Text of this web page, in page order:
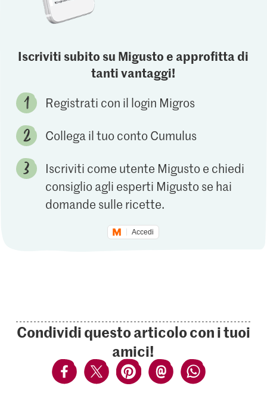
Iscriviti subito su Migusto e approfitta di
tanti vantaggi!
Registrati con il login Migros
Collega il tuo conto Cumulus
Iscriviti come utente Migusto e chiedi
consiglio agli esperti Migusto se hai
domande sulle ricette.
Accedi
Condividi questo articolo con i tuoi
amici!